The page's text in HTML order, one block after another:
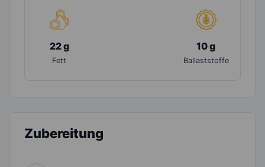
22 g
Fett
10 g
Ballaststoffe
Zubereitung